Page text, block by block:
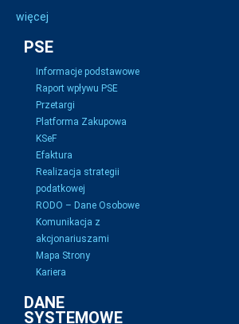
więcej
PSE
Informacje podstawowe
Raport wpływu PSE
Przetargi
Platforma Zakupowa
KSeF
Efaktura
Realizacja strategii
podatkowej
RODO – Dane Osobowe
Komunikacja z
akcjonariuszami
Mapa Strony
Kariera
DANE
SYSTEMOWE